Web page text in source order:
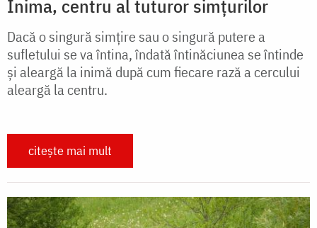
Inima, centru al tuturor simțurilor
Dacă o singură simțire sau o singură putere a
sufletului se va întina, îndată întinăciunea se întinde
și aleargă la inimă după cum fiecare rază a cercului
aleargă la centru.
citește mai mult